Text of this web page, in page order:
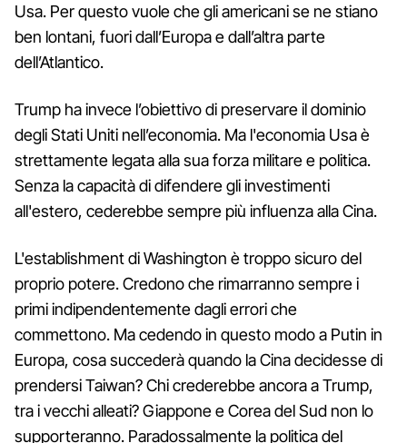
Usa. Per questo vuole che gli americani se ne stiano
ben lontani, fuori dall’Europa e dall’altra parte
dell’Atlantico.
Trump ha invece l’obiettivo di preservare il dominio
degli Stati Uniti nell’economia. Ma l'economia Usa è
strettamente legata alla sua forza militare e politica.
Senza la capacità di difendere gli investimenti
all'estero, cederebbe sempre più influenza alla Cina.
L'establishment di Washington è troppo sicuro del
proprio potere. Credono che rimarranno sempre i
primi indipendentemente dagli errori che
commettono. Ma cedendo in questo modo a Putin in
Europa, cosa succederà quando la Cina decidesse di
prendersi Taiwan? Chi crederebbe ancora a Trump,
tra i vecchi alleati? Giappone e Corea del Sud non lo
supporteranno. Paradossalmente la politica del